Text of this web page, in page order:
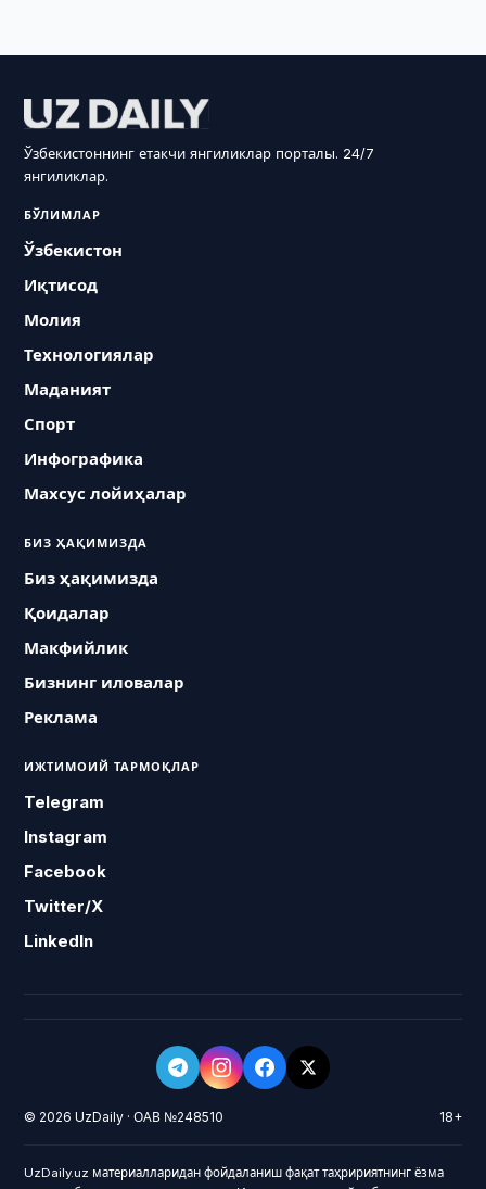
Ўзбекистоннинг етакчи янгиликлар порталы. 24/7
янгиликлар.
БЎЛИМЛАР
Ўзбекистон
Иқтисод
Молия
Технологиялар
Маданият
Спорт
Инфографика
Махсус лойиҳалар
БИЗ ҲАҚИМИЗДА
Биз ҳақимизда
Қоидалар
Макфийлик
Бизнинг иловалар
Реклама
ИЖТИМОИЙ ТАРМОҚЛАР
Telegram
Instagram
Facebook
Twitter/X
LinkedIn
© 2026 UzDaily · ОАВ №248510 18+
UzDaily.uz материалларидан фойдаланиш фақат таҳририятнинг ёзма